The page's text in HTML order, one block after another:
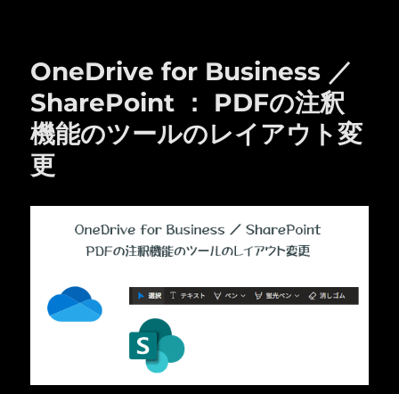
OneDrive for Business ／
SharePoint ： PDFの注釈
機能のツールのレイアウト変
更